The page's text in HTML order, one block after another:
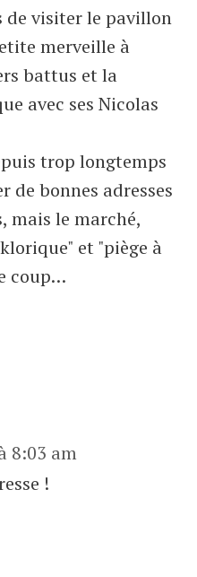
de visiter le pavillon
merveille à
battus et la
avec ses Nicolas
trop longtemps
de bonnes adresses
mais le marché,
et "piège à
coup…
8:03 am
!